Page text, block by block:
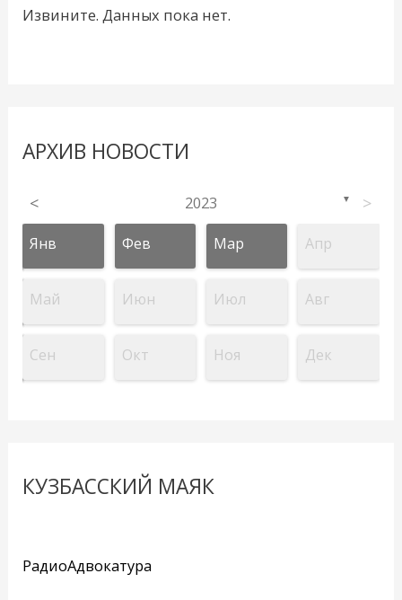
Извините. Данных пока нет.
АРХИВ НОВОСТИ
< 2023 ▼ >
Янв Фев Мар Апр
Май Июн Июл Авг
Сен Окт Ноя Дек
КУЗБАССКИЙ МАЯК
РадиоАдвокатура